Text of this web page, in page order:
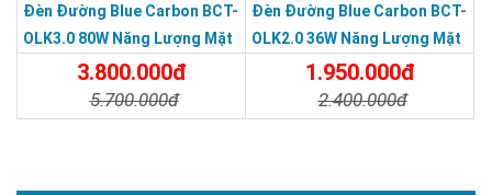
Đèn Đường Blue Carbon BCT-
OLK3.0 80W Năng Lượng Mặt
3.800.000đ
5.700.000đ
Đèn Đường Blue Carbon BCT-
OLK2.0 36W Năng Lượng Mặt
1.950.000đ
2.400.000đ